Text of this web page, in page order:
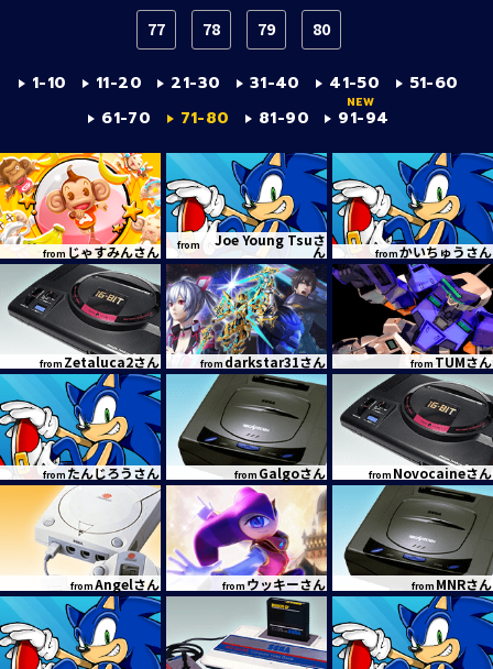
77 78 79 80
1-10 11-20 21-30 31-40 41-50
51-60
61-70
71-80 81-90 91-94
from じゃすみんさん from Joe Young Tsuさ
ん fromかいちゅうさん
from Zetaluca2さん from darkstar31さん from TUMさん
from たんじろうさん from Galgoさん from Novocaineさん
fromAngelさん from ウッキーさん from MNRさん